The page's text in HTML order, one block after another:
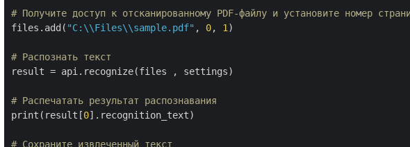
# Получите доступ к отсканированному PDF-файлу и установите номер
files.add( "C:\\Files\\sample.pdf" , 0, 1 )
# Распознать текст
result = api.recognize(files , settings)
# Распечатать результат распознавания
print(result[0].recognition_text)
# Сохраните извлеченный текст